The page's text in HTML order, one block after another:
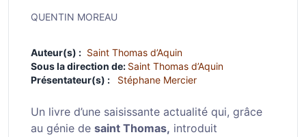
QUENTIN MOREAU
Auteur(s) : Saint Thomas d’Aquin
Sous la direction de: Saint Thomas d’Aquin
Présentateur(s) :
Stéphane Mercier
Un livre d’une saisissante actualité qui, grâce
au génie de saint Thomas, introduit